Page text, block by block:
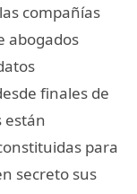
compañías
abogados
finales de
están
para
secreto sus